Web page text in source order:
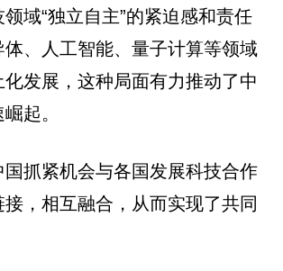
域“独立自主”的紧迫感和责任
体、人工智能、量子计算等领域
发展，这种局面有力推动了中
起。
国抓紧机会与各国发展科技合作
，相互融合，从而实现了共同